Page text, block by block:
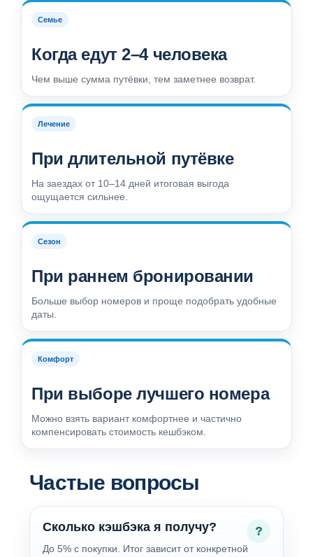
Семье
Когда едут 2–4 человека
Чем выше сумма путёвки, тем заметнее возврат.
Лечение
При длительной путёвке
На заездах от 10–14 дней итоговая выгода
ощущается сильнее.
Сезон
При раннем бронировании
Больше выбор номеров и проще подобрать удобные
даты.
Комфорт
При выборе лучшего номера
Можно взять вариант комфортнее и частично
компенсировать стоимость кешбэком.
Частые вопросы
Сколько кэшбэка я получу?
До 5% с покупки. Итог зависит от конкретной